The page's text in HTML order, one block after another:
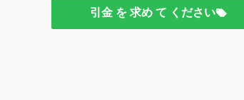
引金 を 求め て ください